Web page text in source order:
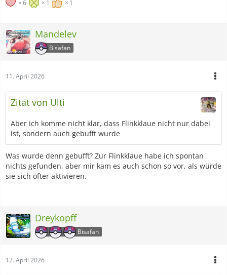
6 1 1
Mandelev
Bisafan
11. April 2026
Zitat von Ulti
Aber ich komme nicht klar, dass Flinkklaue nicht nur dabei
ist, sondern auch gebufft wurde
Was wurde denn gebufft? Zur Flinkklaue habe ich spontan
nichts gefunden, aber mir kam es auch schon so vor, als würde
sie sich öfter aktivieren.
Dreykopff
Bisafan
12. April 2026